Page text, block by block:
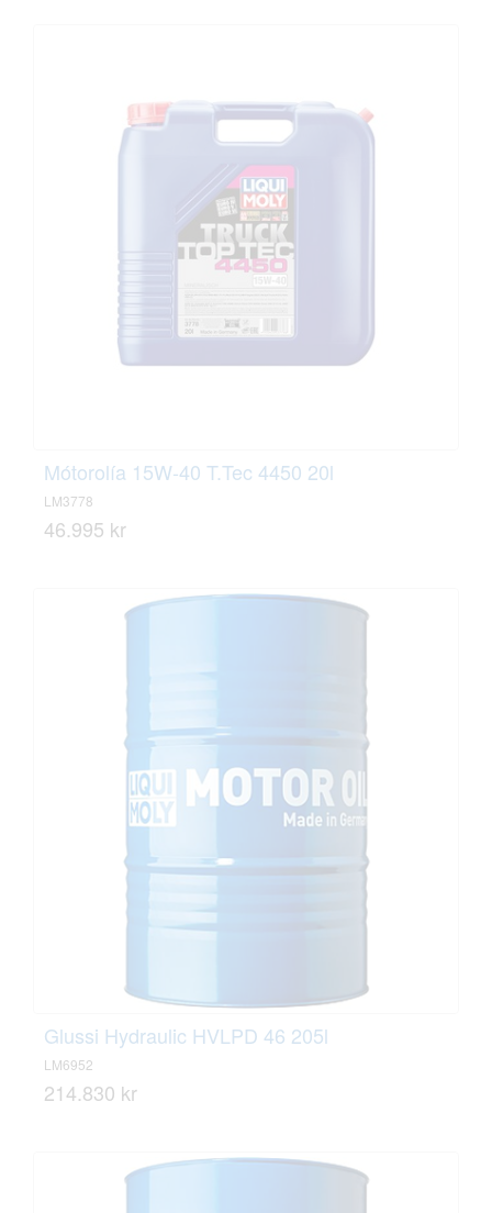
Mótorolía 15W-40 T.Tec 4450 20l
LM3778
46.995 kr
Glussi Hydraulic HVLPD 46 205l
LM6952
214.830 kr